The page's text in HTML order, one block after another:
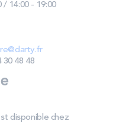
/ 14:00 - 19:00
30 48 48
disponible chez